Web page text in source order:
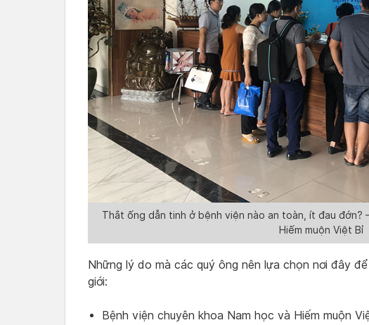
Thắt ống dẫn tinh ở bệnh viện nào an toàn, ít đau đớn?
Hiếm muộn Việt Bỉ
Những lý do mà các quý ông nên lựa chọn nơi đây
giới:
Bệnh viện chuyên khoa Nam học và Hiếm muộn